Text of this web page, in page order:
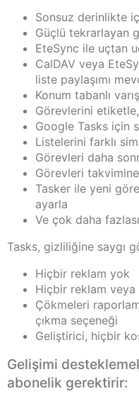
Sonsuz derinlikte
Güçlü tekrarlayan
EteSync ile uçtan
CalDAV veya
liste paylaşımı
Konum tabanlı
Görevlerini
Google Tasks için
Listelerini farklı
Görevleri daha
Görevleri
Tasker ile yeni
ayarla
Ve çok daha
Tasks, gizliliğine saygı
Hiçbir reklam yok
Hiçbir reklam
Çökmeleri
çıkma seçeneği
Geliştirici, hiçbir
Gelişimi
abonelik gerektirir: